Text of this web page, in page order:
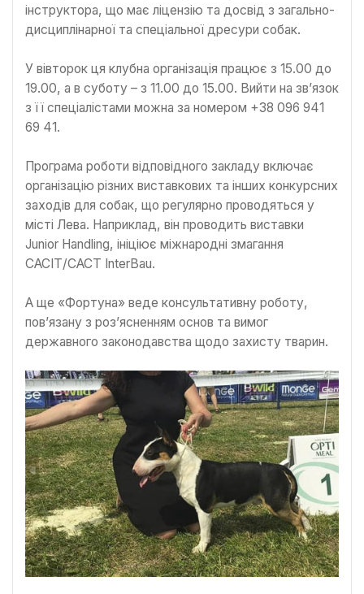
інструктора, що має ліцензію та досвід з загально-
дисциплінарної та спеціальної дресури собак.
У вівторок ця клубна організація працює з 15.00 до
19.00, а в суботу – з 11.00 до 15.00. Вийти на зв’язок
з її спеціалістами можна за номером +38 096 941
69 41.
Програма роботи відповідного закладу включає
організацію різних виставкових та інших конкурсних
заходів для собак, що регулярно проводяться у
місті Лева. Наприклад, він проводить виставки
Junior Handling, ініціює міжнародні змагання
САСІТ/CACT InterBau.
А ще «Фортуна» веде консультативну роботу,
пов’язану з роз’ясненням основ та вимог
державного законодавства щодо захисту тварин.